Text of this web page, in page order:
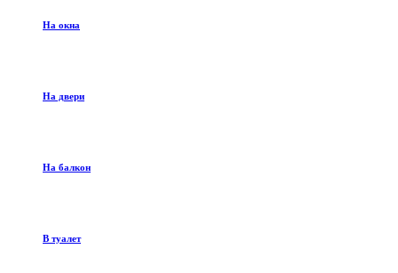
На окна
На двери
На балкон
В туалет